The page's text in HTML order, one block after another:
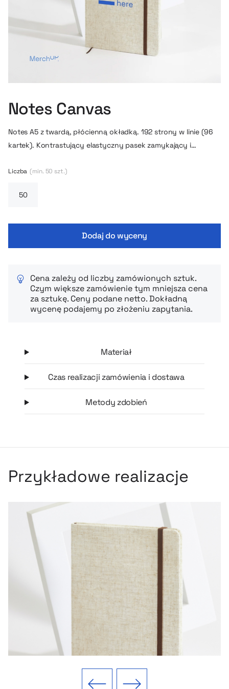
Notes Canvas
Notes A5 z twardą, płócienną okładką. 192 strony w linie (96
kartek). Kontrastujący elastyczny pasek zamykający i
Liczba (min. 50 szt.)
Dodaj do wyceny
Cena zależy od liczby zamówionych sztuk.
Czym większe zamówienie tym mniejsza cena
za sztukę. Ceny podane netto. Dokładną
wycenę podajemy po złożeniu zapytania.
Materiał
Czas realizacji zamówienia i dostawa
Metody zdobień
Przykładowe realizacje